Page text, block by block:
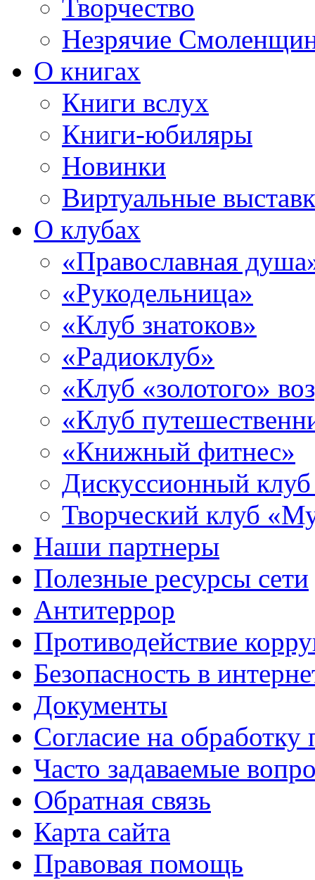
Творчество
Незрячие
О книгах
Книги вслух
Книги-юбиляры
Новинки
Виртуальные
О клубах
«Православная
«Рукодельница»
«Клуб знатоков»
«Радиоклуб»
«Клуб «золотого»
«Клуб
«Книжный фитнес»
Дискуссионный
Творческий клуб
Наши партнеры
Полезные ресурсы сети
Антитеррор
Противодействие
Безопасность в
Документы
Согласие на
Часто задаваемые
Обратная связь
Карта сайта
Правовая помощь